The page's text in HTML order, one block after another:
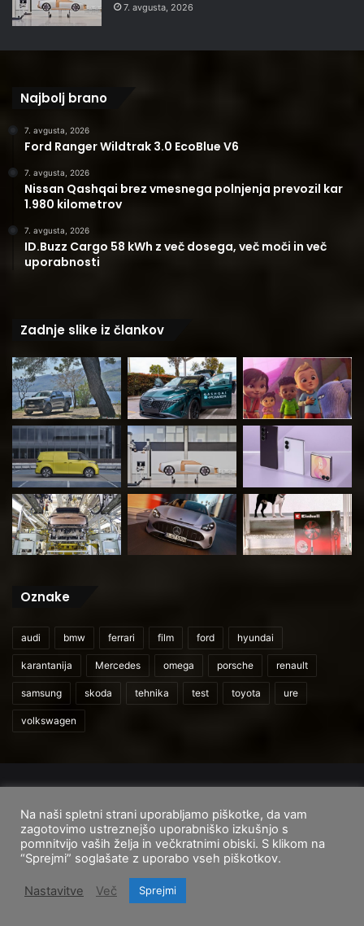
7. avgusta, 2026
Najbolj brano
7. avgusta, 2026
Ford Ranger Wildtrak 3.0 EcoBlue V6
7. avgusta, 2026
Nissan Qashqai brez vmesnega polnjenja prevozil kar
1.980 kilometrov
7. avgusta, 2026
ID.Buzz Cargo 58 kWh z več dosega, več moči in več
uporabnosti
Zadnje slike iz člankov
Oznake
audi bmw ferrari film ford hyundai
karantanija Mercedes omega porsche renault
samsung skoda tehnika test toyota ure
volkswagen
Domov
O nas Cenik storitev Pogoji uporabe
FacebookInstagram
TikTok
Na naši spletni strani uporabljamo piškotke, da vam
zagotovimo ustreznejšo uporabniško izkušnjo s
pomnitvijo vaših želja in večkratnimi obiski. S klikom na
“Sprejmi” soglašate z uporabo vseh piškotkov.
Nastavitve Več Sprejmi